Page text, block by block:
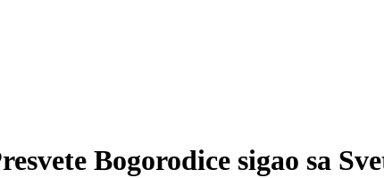
Bogorodice sigao sa